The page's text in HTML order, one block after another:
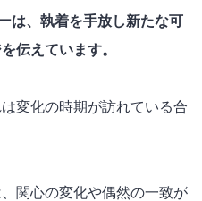
は、執着を手放し新たな可
伝えています。
変化の時期が訪れている合
関心の変化や偶然の一致が